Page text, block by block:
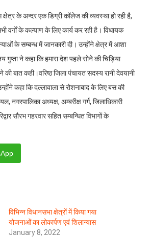
के अन्दर एक डिग्री कॉलेज की व्यवस्था हो रही है,
वर्गों के कल्याण के लिए कार्य कर रही है। विधायक
के सम्बन्ध में जानकारी दी। उन्होंने क्षेत्र में आशा
ने कहा कि हमारा देश पहले सोने की चिड़िया
बात कही।वरिष्ठ जिला पंचायत सदस्य रानी देवयानी
कहा कि दल्लावाला से रोशनाबाद के लिए बस की
अध्यक्ष, अम्बरीक्ष गर्ग, जिलाधिकारी
सौरभ गहरवार सहित सम्बन्धित विभागों के
विभिन्न विधानसभा क्षेत्रों में किया गया
योजनाओं का लोकार्पण एवं शिलान्यास
January 8, 2022